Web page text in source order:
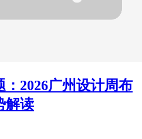
：2026广州设计周布
解读